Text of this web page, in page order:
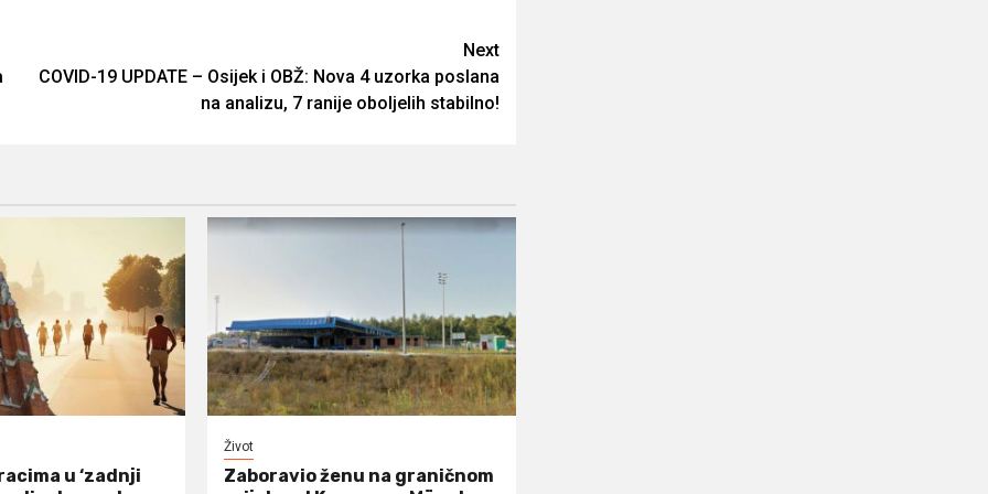
Next
COVID-19 UPDATE – Osijek i OBŽ: Nova 4 uzorka poslana
na analizu, 7 ranije oboljelih stabilno!
u ‘zadnji
Život
Zaboravio ženu na graničnom